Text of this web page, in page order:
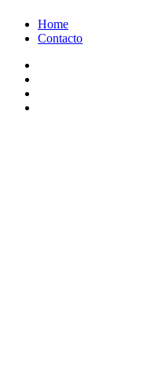
Home
Contacto